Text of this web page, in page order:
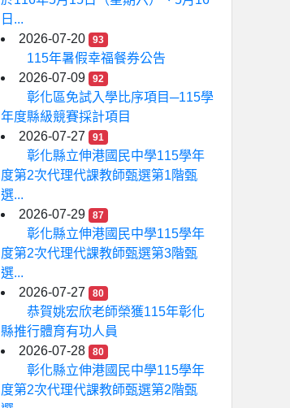
日...
2026-07-20
93
115年暑假幸福餐券公告
2026-07-09
92
彰化區免試入學比序項目─115學
年度縣級競賽採計項目
2026-07-27
91
彰化縣立伸港國民中學115學年
度第2次代理代課教師甄選第1階甄
選...
2026-07-29
87
彰化縣立伸港國民中學115學年
度第2次代理代課教師甄選第3階甄
選...
2026-07-27
80
恭賀姚宏欣老師榮獲115年彰化
縣推行體育有功人員
2026-07-28
80
彰化縣立伸港國民中學115學年
度第2次代理代課教師甄選第2階甄